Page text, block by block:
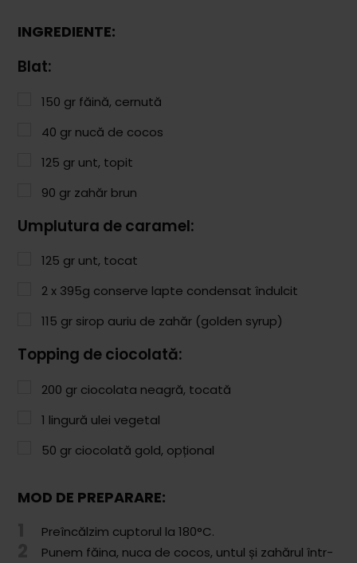
Aluaturi Dulci
Aluaturi Sărate
Pizza
Rețete cu Carne
Rețete Vegetariene
Salate
Sandwichuri și Wraps
iCooking
Adaugă o rețetă
Cum adăugăm o rețetă
INGREDIENTE:
Blat:
150 gr făină, cernută
40 gr nucă de cocos
125 gr unt, topit
90 gr zahăr brun
Umplutura de caramel:
125 gr unt, tocat
2 x 395g conserve lapte condensat îndulcit
115 gr sirop auriu de zahăr (golden syrup)
Topping de ciocolată:
200 gr ciocolata neagră, tocată
1 lingură ulei vegetal
50 gr ciocolată gold, opțional
MOD DE PREPARARE:
Preîncălzim cuptorul la 180°C.
Punem făina, nuca de cocos, untul și zahărul într-